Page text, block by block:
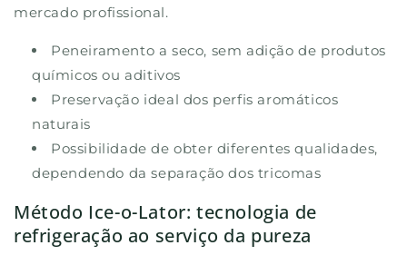
mercado profissional.
Peneiramento a seco, sem adição de produtos
químicos ou aditivos
Preservação ideal dos perfis aromáticos
naturais
Possibilidade de obter diferentes qualidades,
dependendo da separação dos tricomas
Método Ice-o-Lator: tecnologia de
refrigeração ao serviço da pureza